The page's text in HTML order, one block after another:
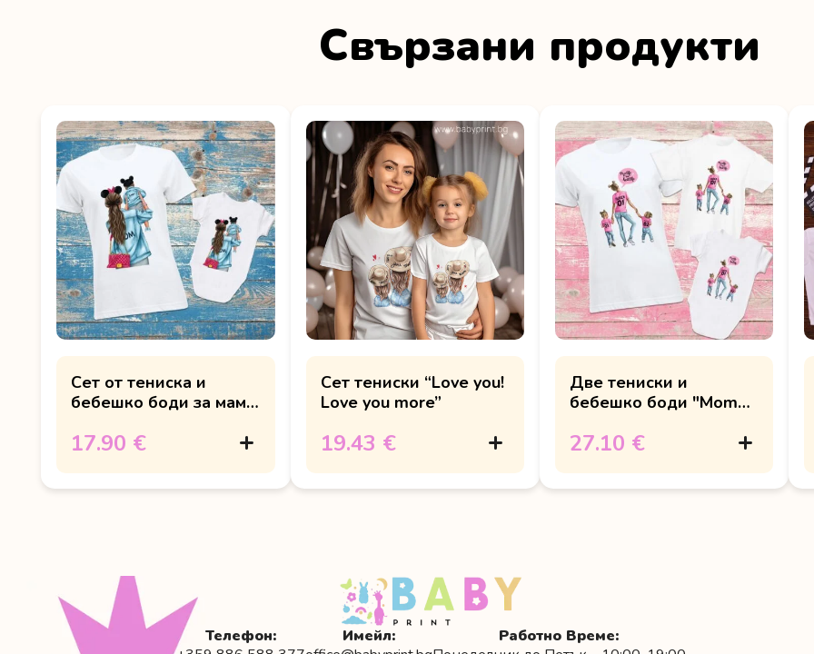
Свързани продукти
Сет от тениска и
бебешко боди за мама
17.90 €
Сет тениски “Love you!
Love you more”
19.43 €
Две тениски и
бебешко боди "Mom
27.10 €
Телефон:
Имейл:
Работно Време: